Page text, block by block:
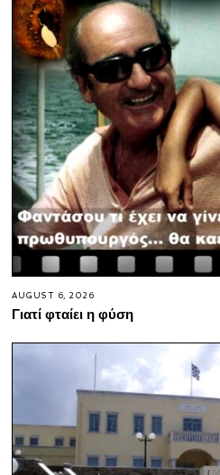
AUGUST 6, 2026
Γιατί φταίει η φύση